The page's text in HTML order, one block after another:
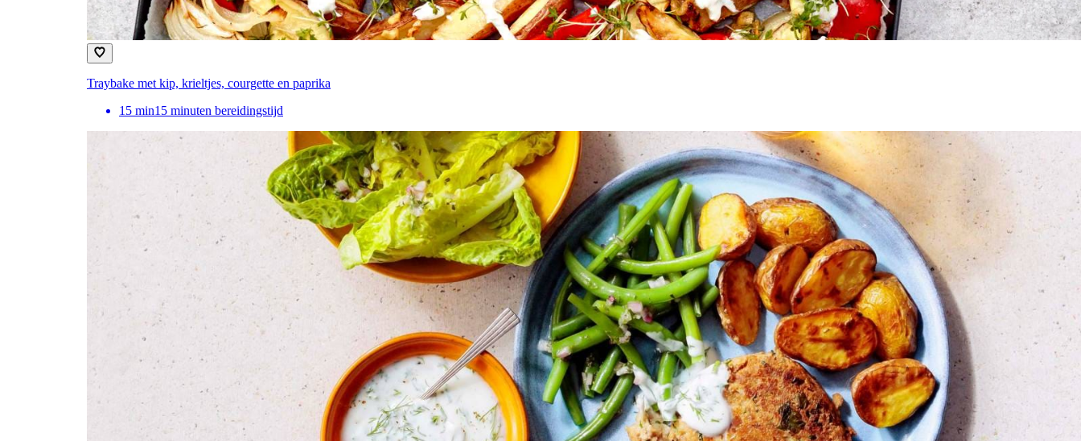
Traybake met kip, krieltjes, courgette en paprika
15 min15 minuten bereidingstijd